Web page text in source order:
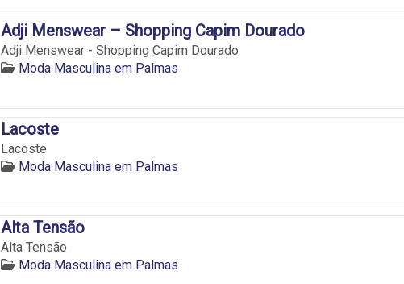
Adji Menswear – Shopping Capim Dourado
Adji Menswear - Shopping Capim Dourado
Moda Masculina em Palmas
Lacoste
Lacoste
Moda Masculina em Palmas
Alta Tensão
Alta Tensão
Moda Masculina em Palmas